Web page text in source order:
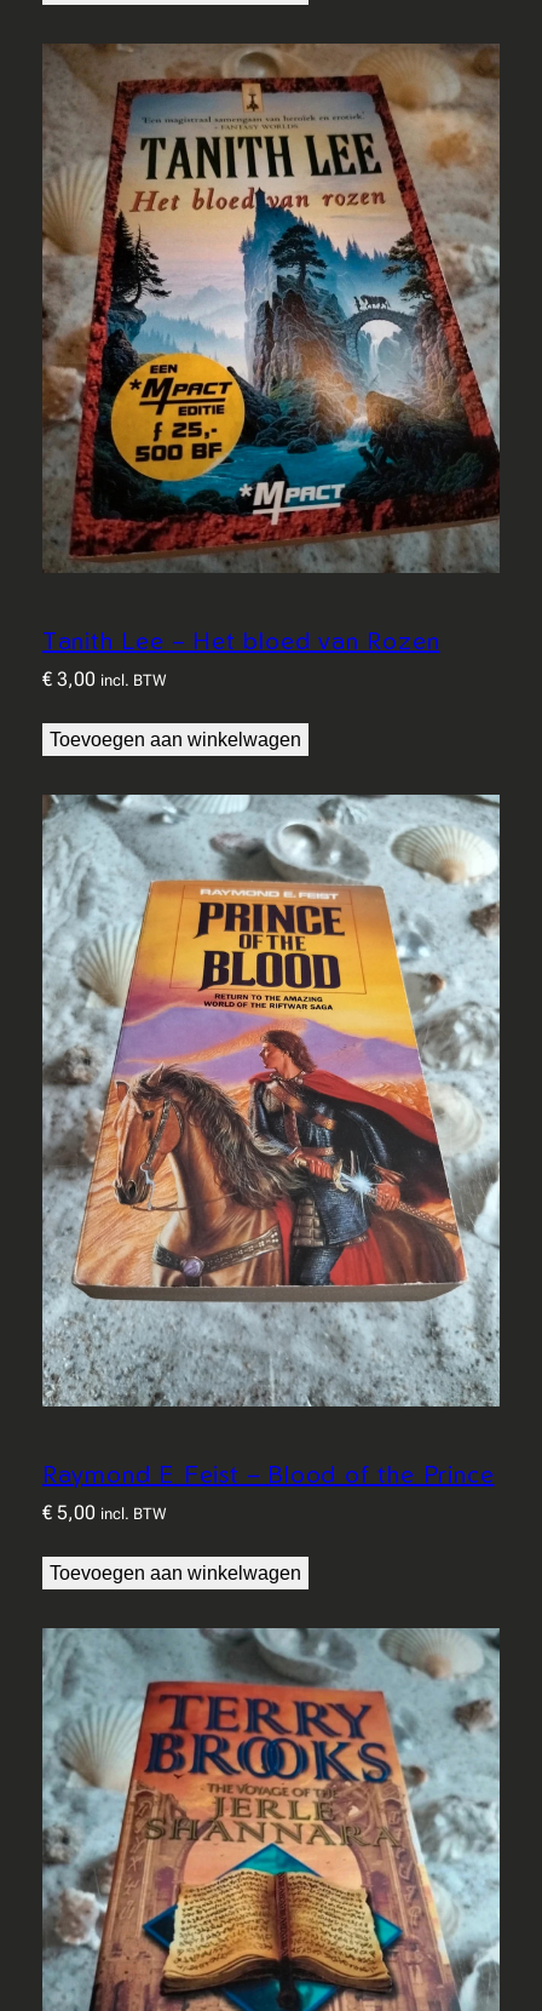
Tanith Lee – Het bloed van Rozen
€3,00 incl. BTW
Toevoegen aan winkelwagen
Raymond E Feist – Blood of the Prince
€5,00 incl. BTW
Toevoegen aan winkelwagen